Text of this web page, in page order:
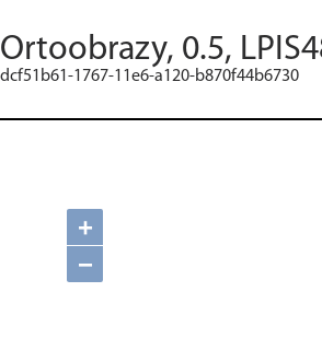
Ortoobrazy, 0.5,
dcf51b61-1767-11e6-a120-b870f44b6730
+
−